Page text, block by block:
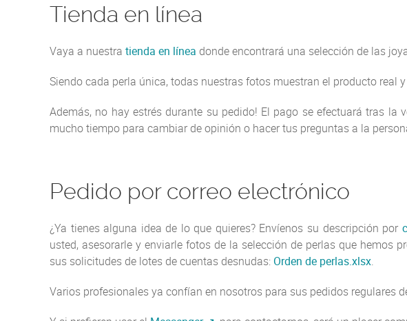
Tienda en línea
Vaya a nuestra tienda en línea donde encontrará una selección de las
Siendo cada perla única, todas nuestras fotos muestran el producto
Además, no hay estrés durante su pedido! El pago se efectuará tras
mucho tiempo para cambiar de opinión o hacer tus preguntas a la
Pedido por correo electrónico
¿Ya tienes alguna idea de lo que quieres? Envíenos su descripción por
usted, asesorarle y enviarle fotos de la selección de perlas que hemos
sus solicitudes de lotes de cuentas desnudas: Orden de perlas.xlsx.
Varios profesionales ya confían en nosotros para sus pedidos regulares